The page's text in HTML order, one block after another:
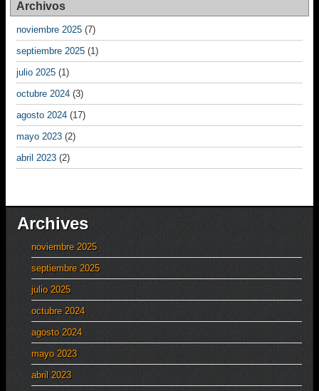
Archivos
noviembre 2025 (7)
septiembre 2025 (1)
julio 2025 (1)
octubre 2024 (3)
agosto 2024 (17)
mayo 2023 (2)
abril 2023 (2)
Archives
noviembre 2025
septiembre 2025
julio 2025
octubre 2024
agosto 2024
mayo 2023
abril 2023